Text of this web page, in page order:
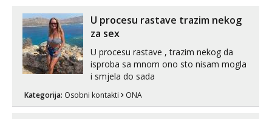
U procesu rastave trazim nekog
za sex
U procesu rastave , trazim nekog da
isproba sa mnom ono sto nisam mogla
i smjela do sada
Kategorija: Osobni kontakti ONA